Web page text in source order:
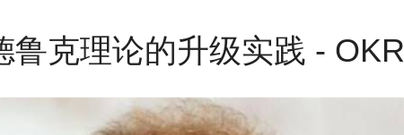
鲁克理论的升级实践 - OKR